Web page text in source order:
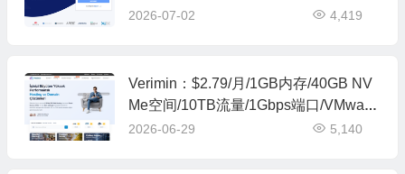
CN2 GIA
2026-07-02 4,419
Verimin：$2.79/月/1GB内存/40GB NV
Me空间/10TB流量/1Gbps端口/VMware/
土耳其
2026-06-29 5,140